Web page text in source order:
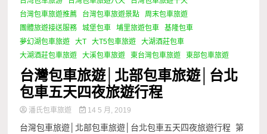
台灣包車旅遊推薦
台灣包車旅遊景點
周末包車旅遊
團體旅遊接送服務
城堡包車 埔里旅遊包車
基隆包車
夢幻湖包車旅遊
大T 大T5包車旅遊
大湖酒莊包車
大湖酒莊包車旅遊
大溪包車旅遊 東台灣包車旅遊 東部包車旅遊
台灣包車旅遊│北部包車旅遊│台北
包車五天四夜旅遊行程
潘氏包車旅遊 14 5 月, 2019
台灣包車旅遊│北部包車旅遊│台北包車五天四夜旅遊行程 第